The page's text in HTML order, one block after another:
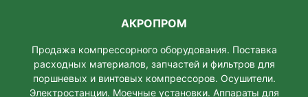
АКРОПРОМ
Продажа компрессорного оборудования. Поставка
расходных материалов, запчастей и фильтров для
поршневых и винтовых компрессоров. Осушители.
Электростанции. Моeчные установки. Аппараты для